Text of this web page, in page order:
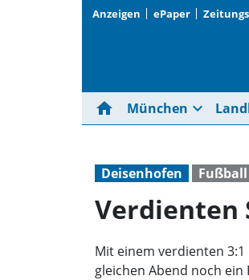
Anzeigen ePaper
home München expand_more
Deisenhofen Fußball
Verdienten
Mit einem verdienten
gleichen Abend noch ein